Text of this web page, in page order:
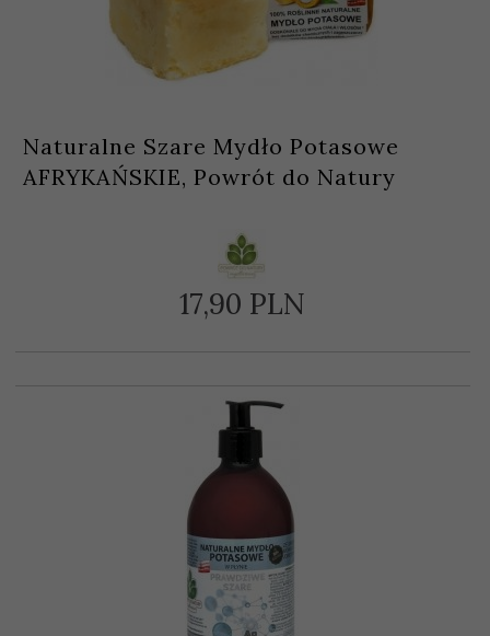
Naturalne Szare Mydło Potasowe
AFRYKAŃSKIE, Powrót do Natury
17,90 PLN